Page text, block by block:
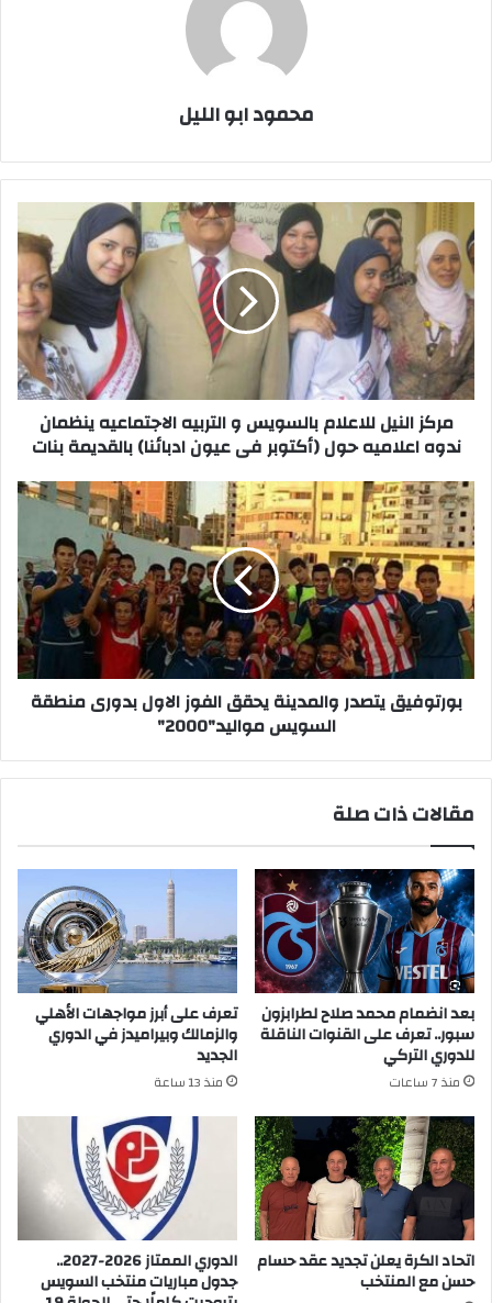
محمود ابو الليل
النيل
للاعلام
بالسويس
و
التربيه
الاجتماعيه
ينظمان
ندوه
اعلاميه
حول
(أكتوبر
فى
عيون
ادبائنا)
بالقديمة
بنات
مركز النيل للاعلام بالسويس و التربيه الاجتماعيه ينظمان
ندوه اعلاميه حول (أكتوبر فى عيون ادبائنا) بالقديمة بنات
بورتوفيق
يتصدر
والمدينة
يحقق
الفوز
الاول
بدورى
منطقة
السويس
مواليد"2000"
بورتوفيق يتصدر والمدينة يحقق الفوز الاول بدورى منطقة
السويس مواليد"2000"
مقالات ذات صلة
بعد انضمام محمد صلاح لطرابزون
سبور.. تعرف على القنوات الناقلة
للدوري التركي
منذ 7 ساعات
تعرف على أبرز مواجهات الأهلي
والزمالك وبيراميدز في الدوري
الجديد
منذ 13 ساعة
اتحاد الكرة يعلن تجديد عقد حسام
حسن مع المنتخب
الدوري الممتاز 2026-2027..
جدول مباريات منتخب السويس